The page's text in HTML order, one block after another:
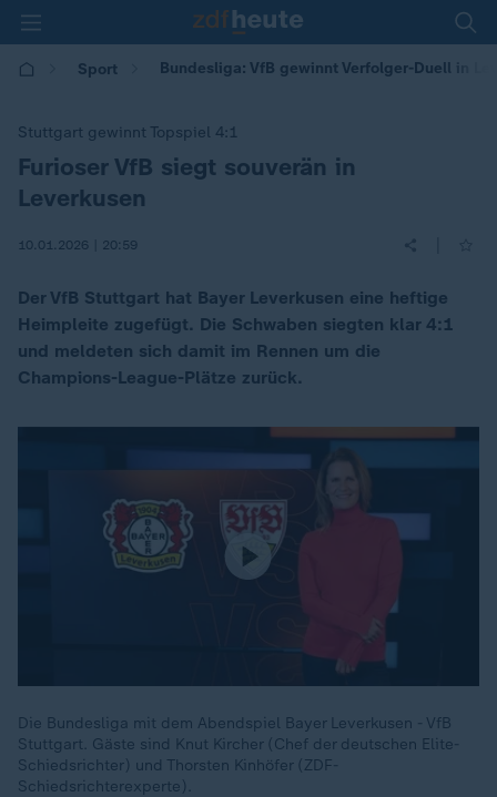
Sport Bundesliga: VfB gewinnt Verfolger-Duell in
Stuttgart gewinnt Topspiel 4:1
:Furioser VfB siegt souverän in
Leverkusen
10.01.2026 | 20:59
Der VfB Stuttgart hat Bayer Leverkusen eine heftige
Heimpleite zugefügt. Die Schwaben siegten klar 4:1
und meldeten sich damit im Rennen um die
Champions-League-Plätze zurück.
Die Bundesliga mit dem Abendspiel Bayer Leverkusen - VfB
Stuttgart. Gäste sind Knut Kircher (Chef der deutschen Elite-
Schiedsrichter) und Thorsten Kinhöfer (ZDF-
Schiedsrichterexperte).